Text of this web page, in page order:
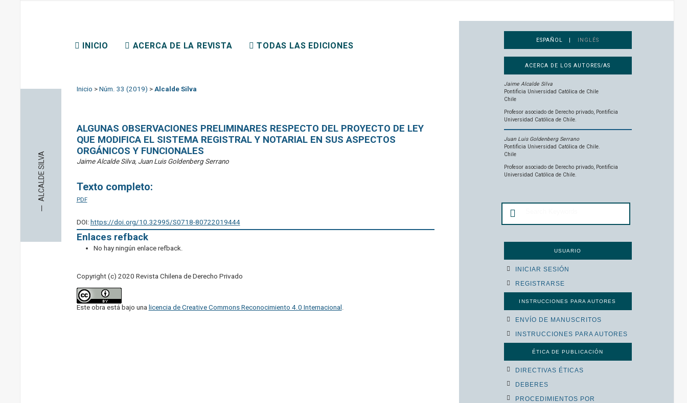
ESPAÑOL | INGLÉS
ACERCA DE LOS AUTORES/AS
Jaime Alcalde Silva
Pontificia Universidad Católica de Chile
Chile
Profesor asociado de Derecho privado, Pontificia
Universidad Católica de Chile.
Juan Luis Goldenberg Serrano
Pontificia Universidad Católica de Chile.
Chile
Profesor asociado de Derecho privado, Pontificia
Universidad Católica de Chile.
USUARIO
INICIAR SESIÓN
REGISTRARSE
INSTRUCCIONES PARA AUTORES
ENVÍO DE MANUSCRITOS
INSTRUCCIONES PARA AUTORES
ÉTICA DE PUBLICACIÓN
DIRECTIVAS ÉTICAS
DEBERES
PROCEDIMIENTOS POR
INICIO ACERCA DE LA REVISTA TODAS LAS EDICIONES
─
ALCALDE SILVA
Inicio > Núm. 33 (2019) > Alcalde Silva
ALGUNAS OBSERVACIONES PRELIMINARES RESPECTO DEL PROYECTO DE LEY
QUE MODIFICA EL SISTEMA REGISTRAL Y NOTARIAL EN SUS ASPECTOS
ORGÁNICOS Y FUNCIONALES
Jaime Alcalde Silva, Juan Luis Goldenberg Serrano
Texto completo:
PDF
DOI: https://doi.org/10.32995/S0718-80722019444
Enlaces refback
No hay ningún enlace refback.
Copyright (c) 2020 Revista Chilena de Derecho Privado
Este obra está bajo una licencia de Creative Commons Reconocimiento 4.0 Internacional .